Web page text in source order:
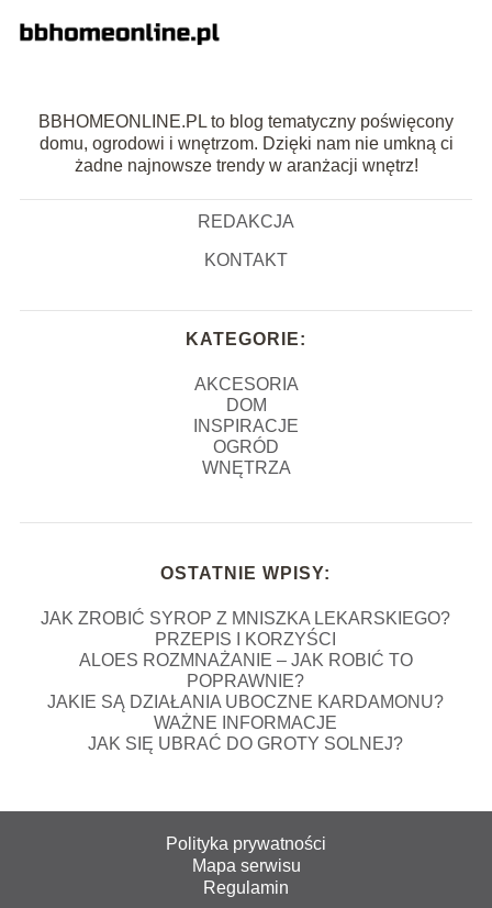
BBHOMEONLINE.PL to blog tematyczny poświęcony
domu, ogrodowi i wnętrzom. Dzięki nam nie umkną ci
żadne najnowsze trendy w aranżacji wnętrz!
REDAKCJA
KONTAKT
KATEGORIE:
AKCESORIA
DOM
INSPIRACJE
OGRÓD
WNĘTRZA
OSTATNIE WPISY:
JAK ZROBIĆ SYROP Z MNISZKA LEKARSKIEGO?
PRZEPIS I KORZYŚCI
ALOES ROZMNAŻANIE – JAK ROBIĆ TO
POPRAWNIE?
JAKIE SĄ DZIAŁANIA UBOCZNE KARDAMONU?
WAŻNE INFORMACJE
JAK SIĘ UBRAĆ DO GROTY SOLNEJ?
Polityka prywatności
Mapa serwisu
Regulamin